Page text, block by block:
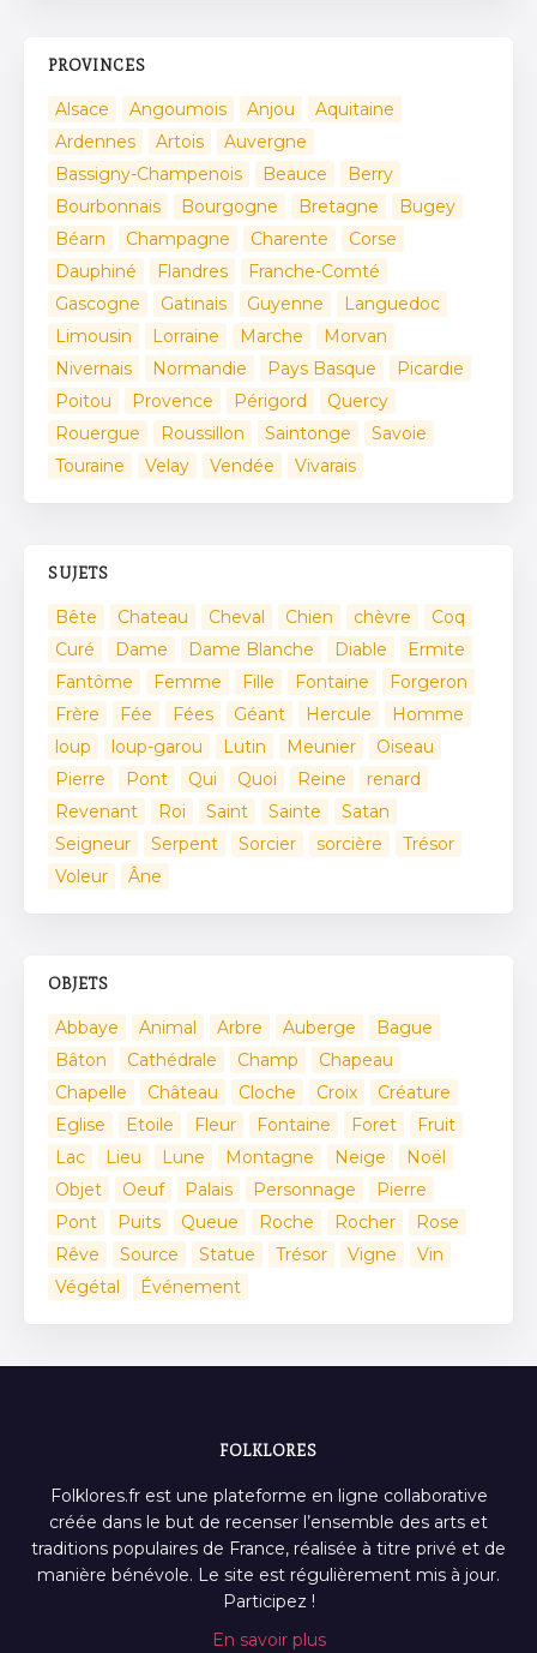
PROVINCES
Alsace Angoumois Anjou
Aquitaine
Ardennes
Artois
Auvergne
Bassigny-Champenois
Beauce
Berry
Bourbonnais
Bourgogne Bretagne
Bugey
Béarn
Champagne Charente
Corse
Dauphiné
Flandres
Franche-Comté
Gascogne
Gatinais Guyenne
Languedoc
Limousin
Lorraine Marche
Morvan
Nivernais
Normandie Pays Basque
Picardie
Poitou
Provence Périgord
Quercy
Rouergue
Roussillon Saintonge
Savoie
Touraine
Velay Vendée Vivarais
SUJETS
Bête Chateau Cheval Chien chèvre
Coq
Curé
Dame Dame Blanche Diable
Ermite
Fantôme
Femme Fille Fontaine
Forgeron
Frère
Fée Fées Géant Hercule
Homme
loup
loup-garou Lutin Meunier
Oiseau
Pierre
Pont Qui Quoi Reine
renard
Revenant
Roi Saint Sainte
Satan
Seigneur
Serpent Sorcier sorcière
Trésor
Voleur
Âne
OBJETS
Abbaye Animal Arbre Auberge
Bague
Bâton
Cathédrale Champ
Chapeau
Chapelle
Château Cloche Croix
Créature
Eglise
Etoile Fleur Fontaine Foret
Fruit
Lac
Lieu Lune Montagne Neige
Noël
Objet
Oeuf Palais Personnage
Pierre
Pont
Puits Queue Roche Rocher
Rose
Rêve
Source Statue Trésor Vigne
Vin
Végétal
Événement
FOLKLORES
Folklores.fr est une plateforme en ligne collaborative
créée dans le but de recenser l’ensemble des arts et
traditions populaires de France, réalisée à titre privé et de
manière bénévole. Le site est régulièrement mis à jour.
Participez !
En savoir plus